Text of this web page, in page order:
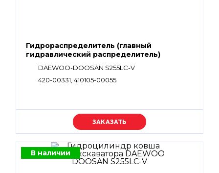
Гидрораспределитель (главный
гидравлический распределитель)
DAEWOO-DOOSAN S255LC-V
420-00331, 410105-00055
Уточняйте цену
В наличии